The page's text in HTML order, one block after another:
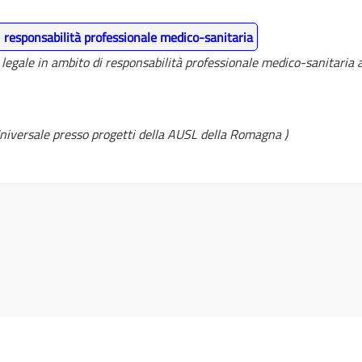
professionale medico-sanitaria
in ambito di responsabilità professionale medico-sanitaria
presso progetti della AUSL della Romagna )